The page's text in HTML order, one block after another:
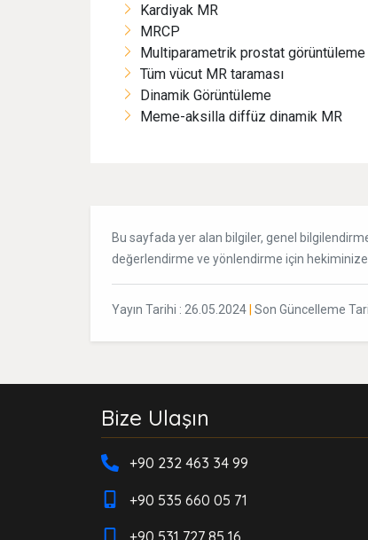
Kardiyak MR
MRCP
Multiparametrik prostat görüntüleme
Tüm vücut MR taraması
Dinamik Görüntüleme
Meme-aksilla diffüz dinamik MR
Bu sayfada yer alan bilgiler, genel
değerlendirme ve yönlendirme için
Yayın Tarihi : 26.05.2024| Son Güncelleme
Bize Ulaşın
+90 232 463 34 99
+90 535 660 05 71